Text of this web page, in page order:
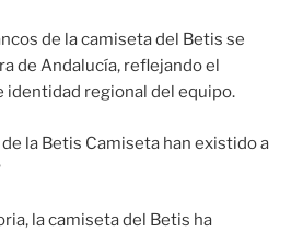
de la camiseta del Betis se
de Andalucía, reflejando el
identidad regional del equipo.
la Betis Camiseta han existido a
la camiseta del Betis ha